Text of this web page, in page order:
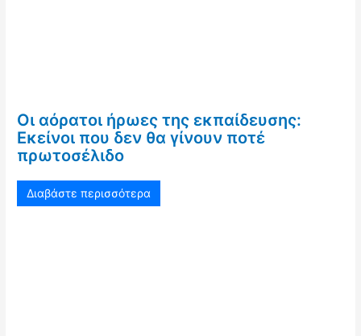
Οι αόρατοι ήρωες της εκπαίδευσης:
Εκείνοι που δεν θα γίνουν ποτέ
πρωτοσέλιδο
Διαβάστε περισσότερα